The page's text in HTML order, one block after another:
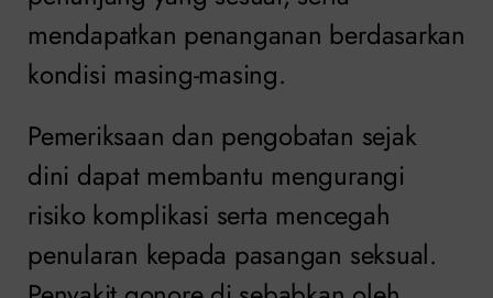
mendapatkan penanganan berdasarkan
kondisi masing-masing.
Pemeriksaan dan pengobatan sejak
dini dapat membantu mengurangi
risiko komplikasi serta mencegah
penularan kepada pasangan seksual.